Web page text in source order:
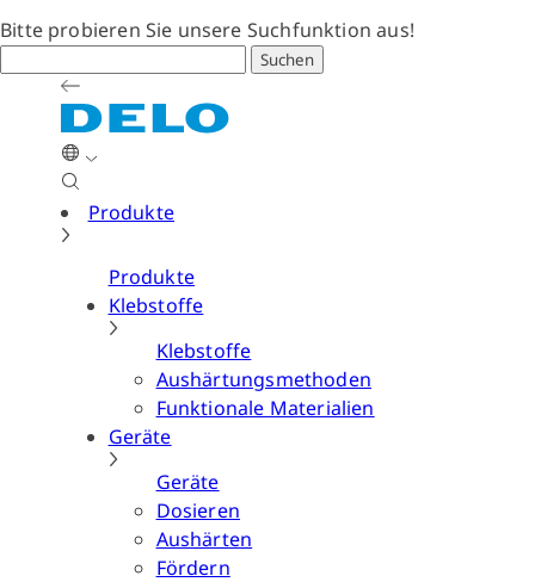
Bitte probieren Sie unsere Suchfunktion aus!
Suchen
Produkte
Produkte
Klebstoffe
Klebstoffe
Aushärtungsmethoden
Funktionale Materialien
Geräte
Geräte
Dosieren
Aushärten
Fördern